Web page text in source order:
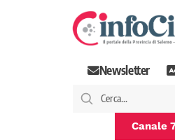
Newsletter
Canale